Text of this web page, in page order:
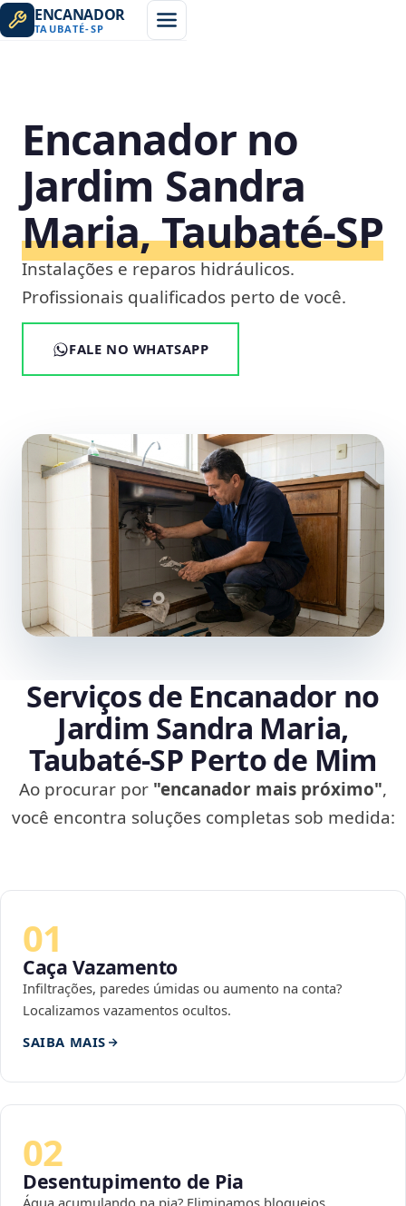
ENCANADOR
TAUBATÉ-SP
Encanador no
Jardim Sandra
Maria, Taubaté‑SP
Instalações e reparos hidráulicos.
Profissionais qualificados perto de você.
FALE NO WHATSAPP
Serviços de Encanador no
Jardim Sandra Maria,
Taubaté‑SP Perto de Mim
Ao procurar por "encanador mais próximo",
você encontra soluções completas sob medida:
01
Caça Vazamento
Infiltrações, paredes úmidas ou aumento na conta?
Localizamos vazamentos ocultos.
SAIBA MAIS
02
Desentupimento de Pia